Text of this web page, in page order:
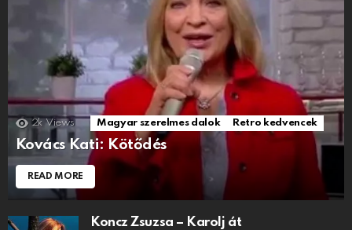
2k Views Magyar szerelmes dalok Retro kedvencek
Kovács Kati: Kötődés
READ MORE
Koncz Zsuzsa – Karolj át